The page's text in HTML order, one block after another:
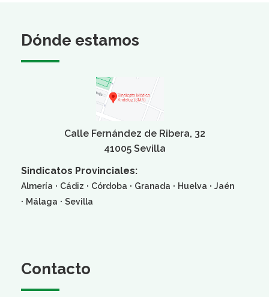
Dónde estamos
Calle Fernández de Ribera, 32
41005 Sevilla
Sindicatos Provinciales:
Almería · Cádiz · Córdoba · Granada · Huelva · Jaén
· Málaga · Sevilla
Contacto